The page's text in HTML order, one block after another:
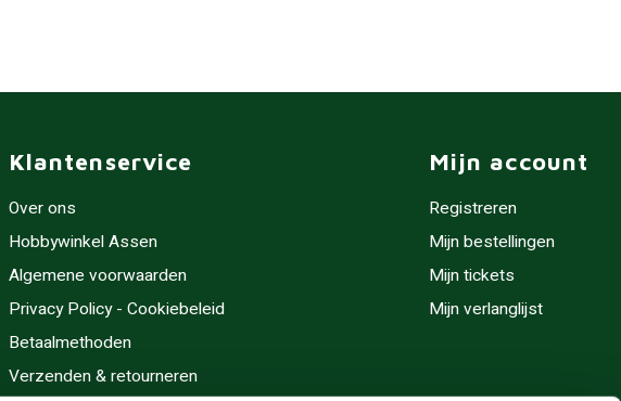
Klantenservice
Over ons
Hobbywinkel Assen
Algemene voorwaarden
Privacy Policy - Cookiebeleid
Betaalmethoden
Verzenden & retourneren
Mijn account
Registreren
Mijn bestellingen
Mijn tickets
Mijn verlanglijst